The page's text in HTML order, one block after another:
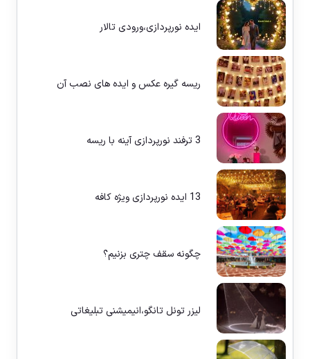
ایده نورپردازی،ورودی تالار
ریسه گیره عکس و ایده های نصب آن
3 ترفند نورپردازی آینه با ریسه
13 ایده نورپردازی ویژه کافه
چگونه سقف چتری بزنیم؟
لیزر تونل تانگو،انیمیشنی تبلیغاتی